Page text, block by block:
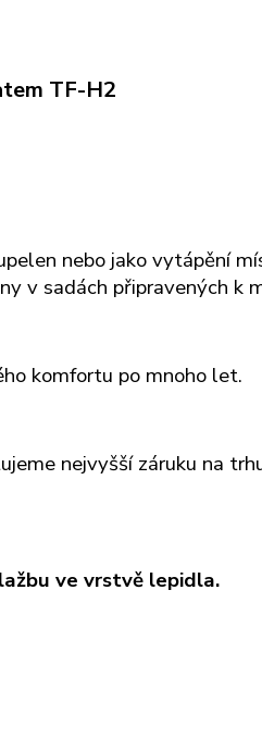
TF-H2
nebo jako vytápění
v sadách připravených k
komfortu po mnoho let.
nejvyšší záruku na
ve vrstvě lepidla.